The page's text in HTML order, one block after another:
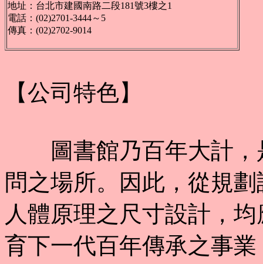
地址：台北市建國南路二段181號3樓之1
電話：(02)2701-3444～5
傳真：(02)2702-9014
【公司特色】
圖書館乃百年大計，
問之場所。因此，從規
人體原理之尺寸設計，
育下一代百年傳承之事